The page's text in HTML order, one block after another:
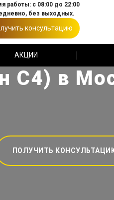
работы: с 08:00 до 22:00
без выходных.
консультацию
АКЦИИ
С4) в
ПОЛУЧИТЬ